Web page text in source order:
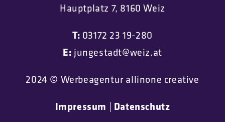
Hauptplatz 7, 8160 Weiz
T: 03172 23 19-280
E: jungestadt@weiz.at
2024 © Werbeagentur allinone creative
Impressum | Datenschutz